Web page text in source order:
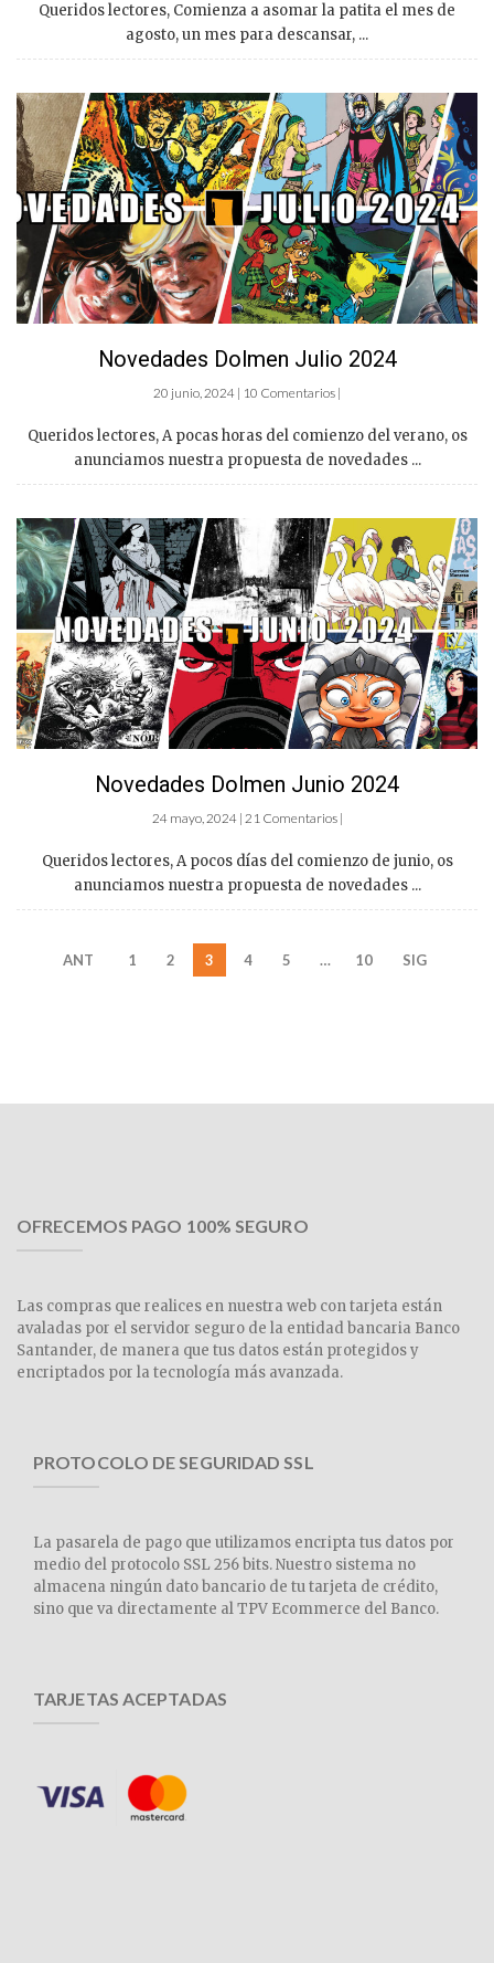
Queridos lectores, Comienza a asomar la patita el mes de
agosto, un mes para descansar, ...
Novedades Dolmen Julio 2024
20 junio, 2024 | 10 Comentarios |
Queridos lectores, A pocas horas del comienzo del verano, os
anunciamos nuestra propuesta de novedades ...
Novedades Dolmen Junio 2024
24 mayo, 2024 | 21 Comentarios |
Queridos lectores, A pocos días del comienzo de junio, os
anunciamos nuestra propuesta de novedades ...
ANT 1 2 3 4 5 … 10 SIG
OFRECEMOS PAGO 100% SEGURO
Las compras que realices en nuestra web con tarjeta están
avaladas por el servidor seguro de la entidad bancaria Banco
Santander, de manera que tus datos están protegidos y
encriptados por la tecnología más avanzada.
PROTOCOLO DE SEGURIDAD SSL
La pasarela de pago que utilizamos encripta tus datos por
medio del protocolo SSL 256 bits. Nuestro sistema no
almacena ningún dato bancario de tu tarjeta de crédito,
sino que va directamente al TPV Ecommerce del Banco.
TARJETAS ACEPTADAS